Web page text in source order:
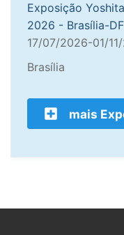
Exposição
2026 - Brasília-DF
17/07/2026-01/
Brasília
mais